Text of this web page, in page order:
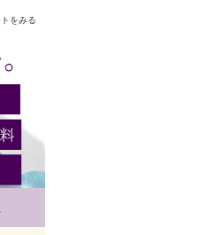
をみる